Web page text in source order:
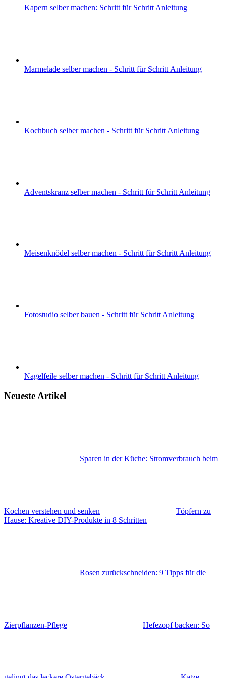
Kapern selber machen: Schritt für Schritt Anleitung
Marmelade selber machen - Schritt für Schritt Anleitung
Kochbuch selber machen - Schritt für Schritt Anleitung
Adventskranz selber machen - Schritt für Schritt Anleitung
Meisenknödel selber machen - Schritt für Schritt Anleitung
Fotostudio selber bauen - Schritt für Schritt Anleitung
Nagelfeile selber machen - Schritt für Schritt Anleitung
Neueste Artikel
Sparen in der Küche: Stromverbrauch beim
Kochen verstehen und senken
Töpfern zu
Hause: Kreative DIY-Produkte in 8 Schritten
Rosen zurückschneiden: 9 Tipps für die
Zierpflanzen-Pflege Hefezopf backen: So